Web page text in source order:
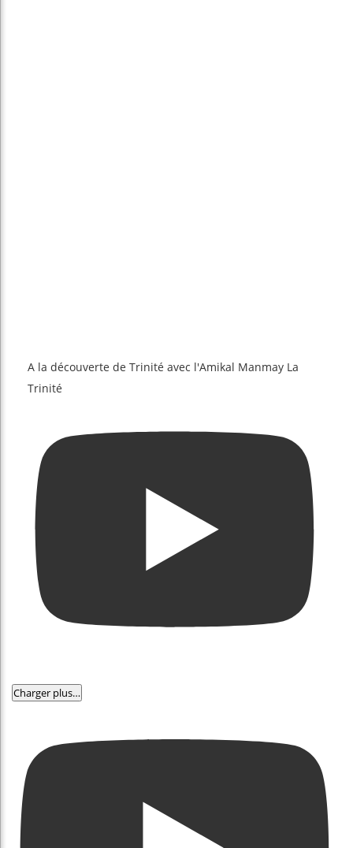
A la découverte de Trinité avec l'Amikal Manmay La
Trinité
Charger plus…